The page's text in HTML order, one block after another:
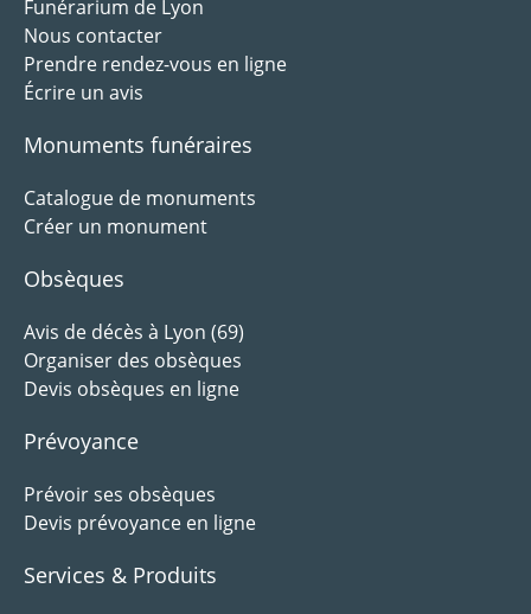
Funérarium de Lyon
Nous contacter
Prendre rendez-vous en ligne
Écrire un avis
Monuments funéraires
Catalogue de monuments
Créer un monument
Obsèques
Avis de décès à Lyon (69)
Organiser des obsèques
Devis obsèques en ligne
Prévoyance
Prévoir ses obsèques
Devis prévoyance en ligne
Services & Produits